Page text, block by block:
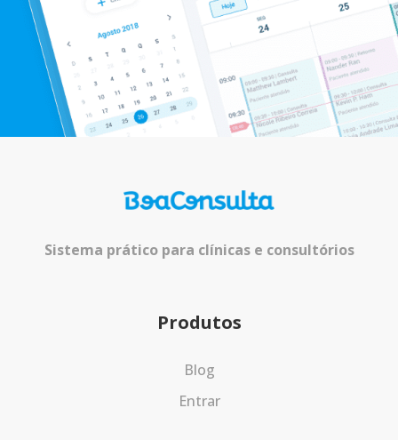
Sistema prático para clínicas e consultórios
Produtos
Blog
Entrar